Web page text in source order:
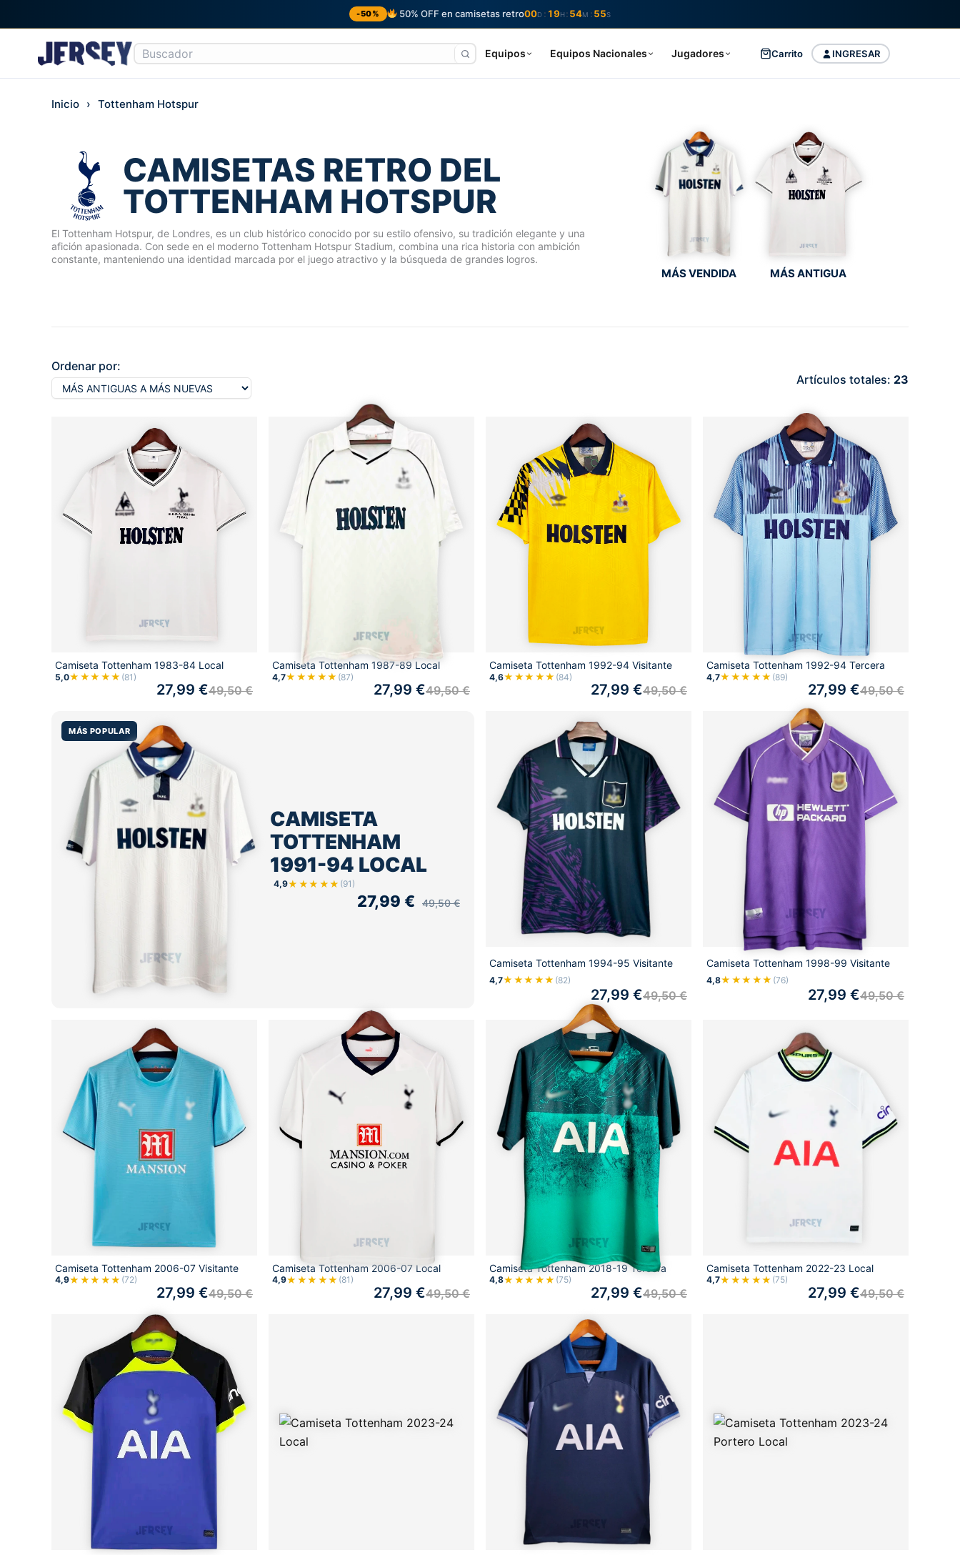
-50% 50% OFF en camisetas retro00D : 19H : 54M : 54S
Equipos Equipos Nacionales Jugadores INGRESAR
Carrito
Inicio › Tottenham Hotspur
CAMISETAS RETRO DEL
TOTTENHAM HOTSPUR
El Tottenham Hotspur, de Londres, es un club histórico conocido por su estilo ofensivo, su tradición elegante y una
afición apasionada. Con sede en el moderno Tottenham Hotspur Stadium, combina una rica historia con ambición
constante, manteniendo una identidad marcada por el juego atractivo y la búsqueda de grandes logros.
MÁS VENDIDA MÁS ANTIGUA
Ordenar por:
Artículos totales: 23
Camiseta Tottenham 1983-84 Local
5,0★★★★★ (81)
49,50€
27,99 €
Camiseta Tottenham 1987-89 Local
4,7★★★★★ (87)
49,50€
27,99 €
Camiseta Tottenham 1992-94 Visitante
4,6★★★★★ (84)
49,50€
27,99 €
Camiseta Tottenham 1992-94 Tercera
4,7★★★★★ (89)
49,50€
27,99 €
MÁS POPULAR
CAMISETA
TOTTENHAM
1991-94 LOCAL
4,9★★★★★ (91)
27,99 € 49,50€
Camiseta Tottenham 1994-95 Visitante
4,7★★★★★ (82)
49,50€
27,99 €
Camiseta Tottenham 1998-99 Visitante
4,8★★★★★ (76)
49,50€
27,99 €
Camiseta Tottenham 2006-07 Visitante
4,9★★★★★ (72)
49,50€
27,99 €
Camiseta Tottenham 2006-07 Local
4,9★★★★★ (81)
49,50€
27,99 €
Camiseta Tottenham 2018-19 Tercera
4,8★★★★★ (75)
49,50€
27,99 €
Camiseta Tottenham 2022-23 Local
4,7★★★★★ (75)
49,50€
27,99 €